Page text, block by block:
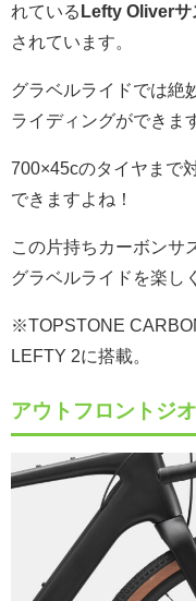
れている
Lefty Oliver
されています。
グラベルライドでは絶
ライディングができま
700×45cのタイヤまで
できますよね！
この片持ちカーボンサ
グラベルライドを楽し
※TOPSTONE
LEFTY 2に搭載。
アウトフロントジ